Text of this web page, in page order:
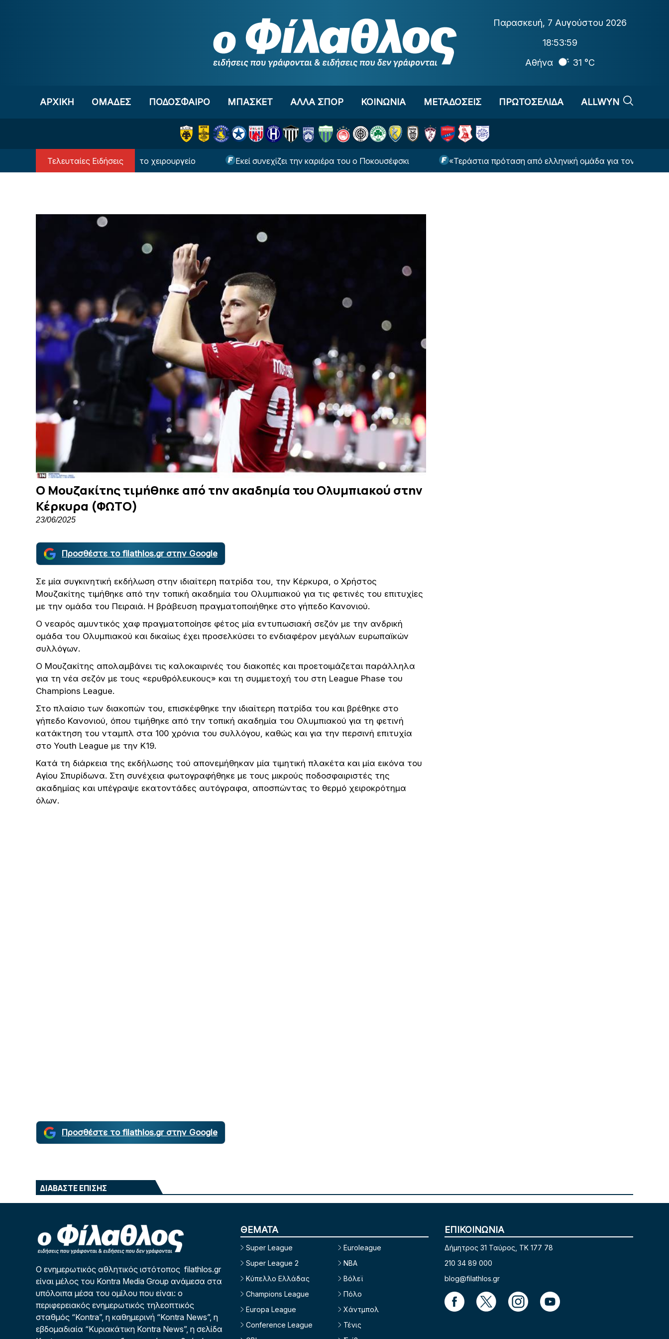
Παρασκευή, 7 Αυγούστου 2026
18:54:00
Αθήνα
31 °C
ΑΡΧΙΚΗ OΜΑΔΕΣ ΠΟΔΟΣΦΑΙΡΟ ΜΠΑΣΚΕΤ ΑΛΛΑ ΣΠΟΡ ΚΟΙΝΩΝΙΑ ΜΕΤΑΔΟΣΕΙΣ ΠΡΩΤΟΣΕΛΙΔΑ ALLWYN
Τελευταίες Ειδήσεις
μήνυμα του Μεϊτέ μετά το χειρουργείο Εκεί συνεχίζει την καριέρα του ο Ποκουσέφσκι «Τεράστια πρόταση από ελληνική ομάδα για τον Θεμπάγιος»
Ο Μουζακίτης τιμήθηκε από την ακαδημία του Ολυμπιακού στην
Κέρκυρα (ΦΩΤΟ)
23/06/2025
Προσθέστε το filathlos.gr στην Google
Σε μία συγκινητική εκδήλωση στην ιδιαίτερη πατρίδα του, την Κέρκυρα, ο Χρήστος
Μουζακίτης τιμήθηκε από την τοπική ακαδημία του Ολυμπιακού για τις φετινές του επιτυχίες
με την ομάδα του Πειραιά. Η βράβευση πραγματοποιήθηκε στο γήπεδο Κανονιού.
Ο νεαρός αμυντικός χαφ πραγματοποίησε φέτος μία εντυπωσιακή σεζόν με την ανδρική
ομάδα του Ολυμπιακού και δικαίως έχει προσελκύσει το ενδιαφέρον μεγάλων ευρωπαϊκών
συλλόγων.
Ο Μουζακίτης απολαμβάνει τις καλοκαιρινές του διακοπές και προετοιμάζεται παράλληλα
για τη νέα σεζόν με τους «ερυθρόλευκους» και τη συμμετοχή του στη League Phase του
Champions League.
Στο πλαίσιο των διακοπών του, επισκέφθηκε την ιδιαίτερη πατρίδα του και βρέθηκε στο
γήπεδο Κανονιού, όπου τιμήθηκε από την τοπική ακαδημία του Ολυμπιακού για τη φετινή
κατάκτηση του νταμπλ στα 100 χρόνια του συλλόγου, καθώς και για την περσινή επιτυχία
στο Youth League με την Κ19.
Κατά τη διάρκεια της εκδήλωσης τού απονεμήθηκαν μία τιμητική πλακέτα και μία εικόνα του
Αγίου Σπυρίδωνα. Στη συνέχεια φωτογραφήθηκε με τους μικρούς ποδοσφαιριστές της
ακαδημίας και υπέγραψε εκατοντάδες αυτόγραφα, αποσπώντας το θερμό χειροκρότημα
όλων.
Προσθέστε το filathlos.gr στην Google
ΔΙΑΒΑΣΤΕ ΕΠΙΣΗΣ
Ο ενημερωτικός αθλητικός ιστότοπος filathlos.gr
είναι μέλος του Kontra Media Group ανάμεσα στα
υπόλοιπα μέσα του ομίλου που είναι: ο
περιφερειακός ενημερωτικός τηλεοπτικός
σταθμός “Kontra”, η καθημερινή “Kontra News”, η
εβδομαδιαία “Κυριακάτικη Kontra News”, η σελίδα
ΘΕΜΑΤΑ
Super League
Super League 2
Κύπελλο Ελλάδας
Champions League
Europa League
Conference League
Euroleague
NBA
Βόλεϊ
Πόλο
Χάντμπολ
Τένις
ΕΠΙΚΟΙΝΩΝΙΑ
Δήμητρος 31 Ταύρος, TK 177 78
210 34 89 000
blog@filathlos.gr